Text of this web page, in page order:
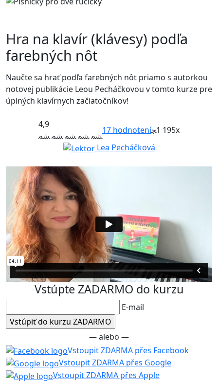
Hra na klavír (klávesy) podľa
farebných nôt
Naučte sa hrať podľa farebných nôt priamo s autorkou
notovej publikácie Leou Pecháčkovou v tomto kurze pre
úplných klavírnych začiatočníkov!
4,9
17 hodnotení 1 195x
Lea Pecháčková
Vstúpte ZADARMO do kurzu
E-mail
— alebo —
Vstoupit ZDARMA přes Facebook
Vstoupit ZDARMA přes Google
Vstoupit ZDARMA přes Apple